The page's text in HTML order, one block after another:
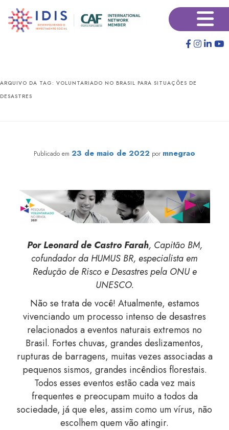
para
para
×
ARQUIVO DA TAG: VOLUNTARIADO NO BRASIL PARA SITUAÇÕES DE
DESASTRES
Publicado em 23 de maio de 2022 por mnegrao
Por Leonard de Castro Farah, Capitão BM,
cofundador da HUMUS BR, especialista em
Redução de Risco e Desastres pela ONU e
UNESCO.
Não se trata de você! Atualmente, estamos
vivenciando um processo intenso de desastres
relacionados a eventos naturais extremos no
Brasil. Fortes chuvas, grandes deslizamentos,
rupturas de barragens, muitas vezes associadas a
pequenos sismos, grandes incêndios florestais.
Todos esses eventos estão cada vez mais
frequentes e preocupam muito a todos da
sociedade, já que eles, assim como um vírus, não
escolhem quem vão atingir.